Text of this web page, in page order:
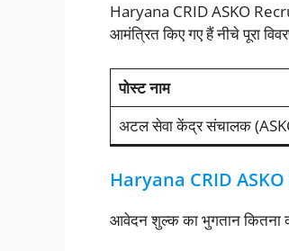
Haryana CRID ASKO
आमंत्रित किए गए हैं नीचे पूरा
पोस्टनाम
अटल सेवा केंद्र संचालक
Haryana CRID
आवेदन शुल्क का भुगतान कितना